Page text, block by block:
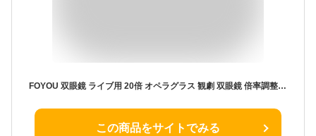
FOYOU 双眼鏡 ライブ用 20倍 オペラグラス 観劇 双眼鏡 倍率調整可能 双眼鏡 コンサート用 防振 軽量 小型 防水 ライブ用/コンサート/スポーツ観戦用【超軽量·お子様や女性に最適】 日本語説明書つき
この商品をサイトでみる